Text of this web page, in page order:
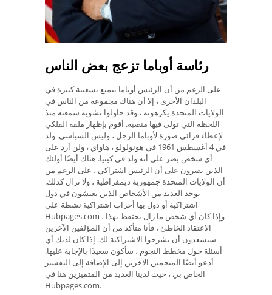
رئاسة أوباما تزعج بعض الناس
على الرغم من أن الرئيس أوباما يتمتع بشعبية كبيرة في
البلدان الأخرى ، إلا أن هناك مجموعة من الناس في
الولايات المتحدة يكرهونه ، وقد حاولوا تشويه سمعته منذ
اللحظة التي تولى فيها منصبه. أقوم بإظهار ملفه الفلكي
لإعطاء قرائي صورة لأوباما الرجل ، وليس السياسي. ولد
في 4 أغسطس 1961 في هونولولو ، هاواي ، ولن أرد على
أي شخص يصر على أنه ولد في كينيا. هناك أيضًا أولئك
الذين يصرون على أن الرئيس اشتراكي ، على الرغم من
أن الولايات المتحدة جمهورية ديمقراطية ، ولا تزال كذلك.
يوجد العديد من الأشخاص الذين يعيشون في دول
اشتراكية أو دول بها أحزاب اشتراكية نشطة على
Hubpages.com ، وإذا كان أي شخص ما زال يحتفظ بهذا
الاعتقاد الخاطئ ، فأنا متأكد من أن المؤلفين الآخرين
سيسعدون أن يشرحوا الاشتراكية لك. إذا كان لديك أي
أسئلة حول مخطط النجوم ، سأكون سعيدًا بالإجابة عليها.
أدعو أيضًا المنجمين الآخرين إلى الإضافة إلى التفسير
الخاص بي ، حيث لدينا العديد من المتميزين هنا في
Hubpages.com.